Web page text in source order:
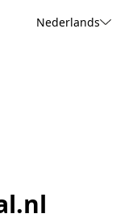
Nederlands